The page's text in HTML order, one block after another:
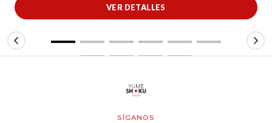
VER DETALLES
SÍGANOS